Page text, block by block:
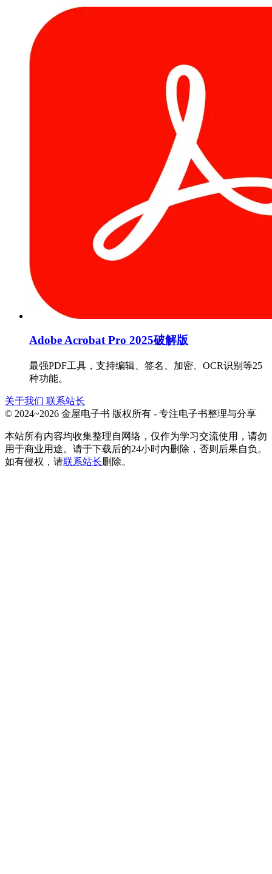
Adobe Acrobat Pro 2025破解版
最强PDF工具，支持编辑、签名、加密、OCR识别等25
种功能。
关于我们 联系站长
© 2024~2026 金屋电子书 版权所有 - 专注电子书整理与分享
本站所有内容均收集整理自网络，仅作为学习交流使用，请勿
用于商业用途。请于下载后的24小时内删除，否则后果自负。
如有侵权，请联系站长删除。